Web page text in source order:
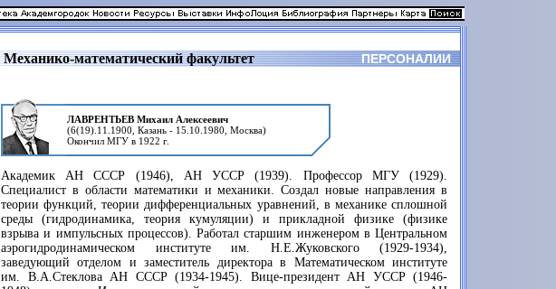
Механико-математический факультет ПЕРСОНАЛИИ
ЛАВРЕНТЬЕВ Михаил Алексеевич
(6(19).11.1900, Казань - 15.10.1980, Москва)
Окончил МГУ в 1922 г.
Академик АН СССР (1946), АН УССР (1939). Профессор МГУ (1929).
Специалист в области математики и механики. Создал новые направления в
теории функций, теории дифференциальных уравнений, в механике сплошной
среды (гидродинамика, теория кумуляции) и прикладной физике (физике
взрыва и импульсных процессов). Работал старшим инженером в Центральном
аэрогидродинамическом институте им. Н.Е.Жуковского (1929-1934),
заведующий отделом и заместитель директора в Математическом институте
им. В.А.Стеклова АН СССР (1934-1945). Вице-президент АН УССР (1946-